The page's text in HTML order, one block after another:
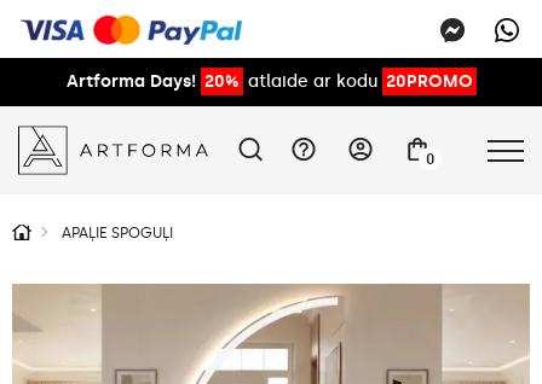
Artforma Days! 20% atlaide ar kodu 20PROMO
0
APAĻIE SPOGUĻI